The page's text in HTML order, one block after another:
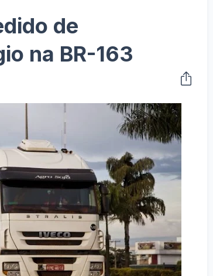
de
na BR-163